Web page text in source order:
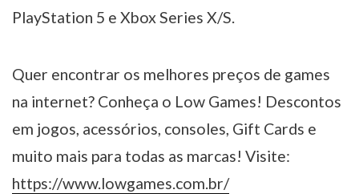
PlayStation 5 e Xbox Series X/S.
Quer encontrar os melhores preços de games
na internet? Conheça o Low Games! Descontos
em jogos, acessórios, consoles, Gift Cards e
muito mais para todas as marcas! Visite:
https://www.lowgames.com.br/